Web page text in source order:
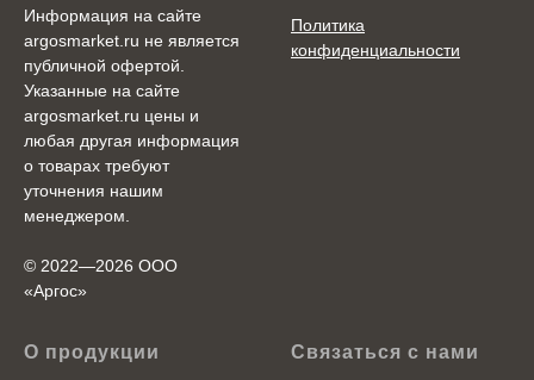
Информация на сайте
argosmarket.ru не является
публичной офертой.
Указанные на сайте
argosmarket.ru цены и
любая другая информация
о товарах требуют
уточнения нашим
менеджером.
© 2022—2026 ООО
«Аргоc»
Политика
конфиденциальности
О продукции Связаться с нами